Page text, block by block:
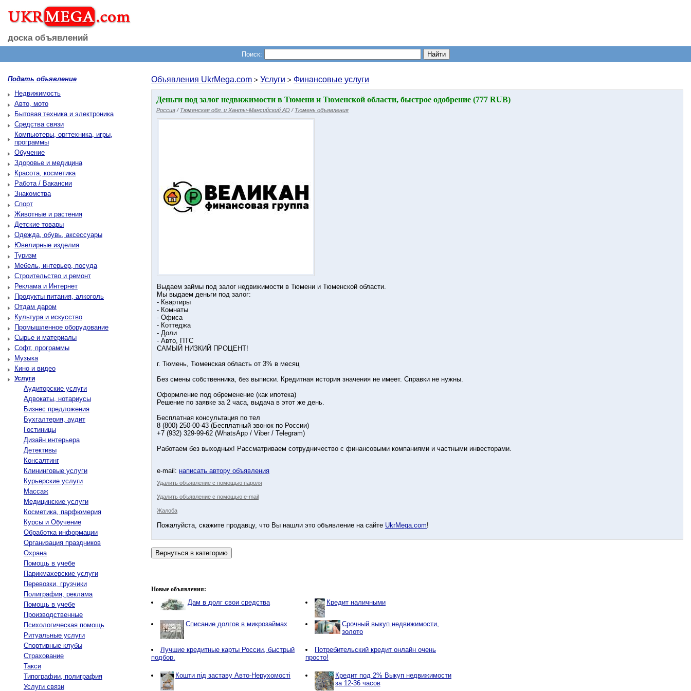
доска объявлений
Поиск:
Подать объявление
Недвижимость
Авто, мото
Бытовая техника и электроника
Средства связи
Компьютеры, оргтехника, игры,
программы
Обучение
Здоровье и медицина
Красота, косметика
Работа / Вакансии
Знакомства
Спорт
Животные и растения
Детские товары
Одежда, обувь, аксессуары
Ювелирные изделия
Туризм
Мебель, интерьер, посуда
Строительство и ремонт
Реклама и Интернет
Продукты питания, алкоголь
Отдам даром
Культура и искусство
Промышленное оборудование
Сырье и материалы
Софт, программы
Музыка
Кино и видео
Услуги
Аудиторские услуги
Адвокаты, нотариусы
Бизнес предложения
Бухгалтерия, аудит
Гостиницы
Дизайн интерьера
Детективы
Консалтинг
Клининговые услуги
Курьерские услуги
Массаж
Медицинские услуги
Косметика, парфюмерия
Курсы и Обучение
Обработка информации
Организация праздников
Охрана
Помощь в учебе
Парикмахерские услуги
Перевозки, грузчики
Полиграфия, реклама
Помощь в учебе
Производственные
Психологическая помощь
Ритуальные услуги
Спортивные клубы
Страхование
Такси
Типографии, полиграфия
Услуги связи
Объявления UkrMega.com > Услуги > Финансовые услуги
Деньги под залог недвижимости в Тюмени и Тюменской области, быстрое одобрение (777 RUB)
Россия / Тюменская обл. и Ханты-Мансийский АО / Тюмень объявления
Выдаем займы под залог недвижимости в Тюмени и Тюменской области.
Мы выдаем деньги под залог:
- Квартиры
- Комнаты
- Офиса
- Коттеджа
- Доли
- Авто, ПТС
САМЫЙ НИЗКИЙ ПРОЦЕНТ!
г. Тюмень, Тюменская область от 3% в месяц
Без смены собственника, без выписки. Кредитная история значения не имеет. Справки не нужны.
Оформление под обременение (как ипотека)
Решение по заявке за 2 часа, выдача в этот же день.
Бесплатная консультация по тел
8 (800) 250-00-43 (Бесплатный звонок по России)
+7 (932) 329-99-62 (WhatsApp / Viber / Telegram)
Работаем без выходных! Рассматриваем сотрудничество с финансовыми компаниями и частными инвесторами.
e-mail: написать автору объявления
Удалить объявление с помощью пароля
Удалить объявление с помощью e-mail
Жалоба
Пожалуйста, скажите продавцу, что Вы нашли это объявление на сайте UkrMega.com!
Новые объявления:
Дам в долг свои средства Кредит наличными
Списание долгов в микрозаймах
Срочный выкуп недвижимости,
золото
Лучшие кредитные карты России, быстрый
подбор.
Потребительский кредит онлайн очень
просто!
Кошти під заставу Авто-Нерухомості
Кредит под 2% Выкуп недвижимости
за 12-36 часов